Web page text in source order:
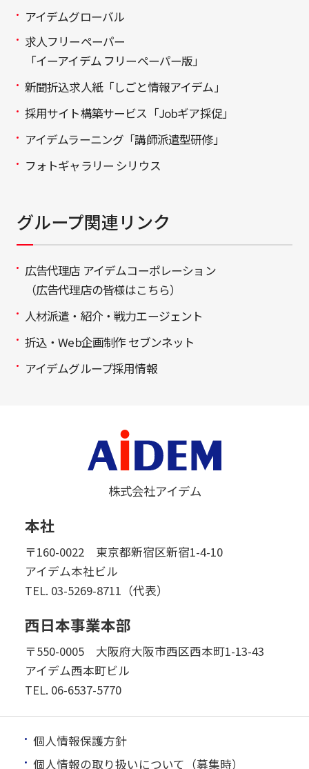
アイデムグローバル
求人フリーペーパー
「イーアイデム フリーペーパー版」
新聞折込求人紙「しごと情報アイデム」
採用サイト構築サービス「Jobギア採促」
アイデムラーニング「講師派遣型研修」
フォトギャラリー シリウス
グループ関連リンク
広告代理店 アイデムコーポレーション
（広告代理店の皆様はこちら）
人材派遣・紹介・戦力エージェント
折込・Web企画制作 セブンネット
アイデムグループ採用情報
株式会社アイデム
本社
〒160-0022 東京都新宿区新宿1-4-10
アイデム本社ビル
TEL. 03-5269-8711（代表）
西日本事業本部
〒550-0005 大阪府大阪市西区西本町1-13-43
アイデム西本町ビル
TEL. 06-6537-5770
個人情報保護方針
個人情報の取り扱いについて（募集時）